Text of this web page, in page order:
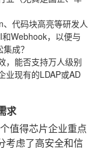
代码块高亮等研发人
Webhook，以便与
成？
，能否支持万人级别
业现有的LDAP或AD
求
值得芯片企业重点
考虑了高安全和信